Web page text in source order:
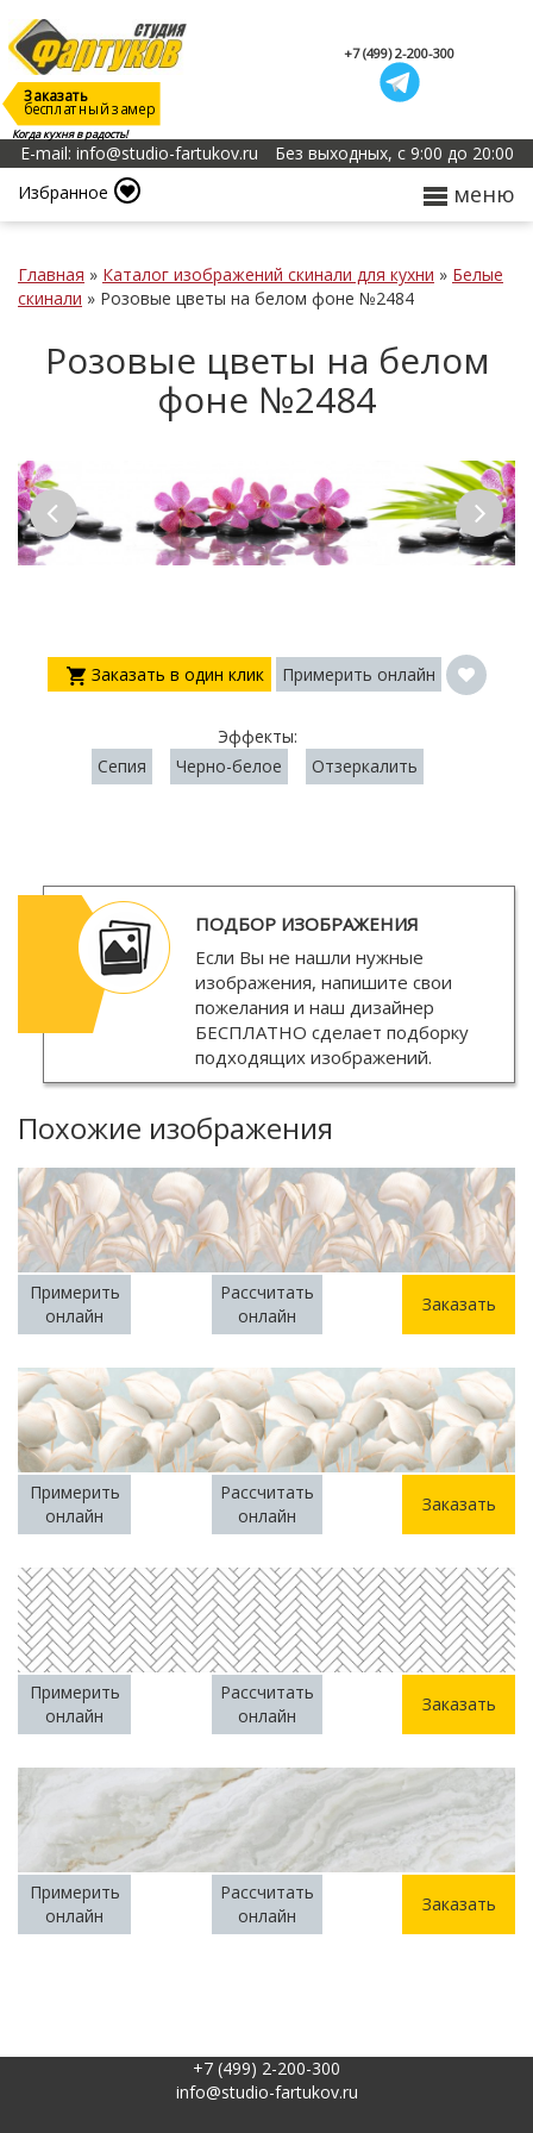
Когда кухня в радость!
Заказать
бесплатный замер
+7 (499) 2-200-300
E-mail: info@studio-fartukov.ru
Без выходных, с 9:00 до 20:00
Избранное
меню
Главная » Каталог изображений скинали для кухни » Белые
скинали » Розовые цветы на белом фоне №2484
Розовые цветы на белом
фоне №2484
Заказать в один клик Примерить онлайн
Эффекты:
Сепия
Черно-белое Отзеркалить
ПОДБОР ИЗОБРАЖЕНИЯ
Если Вы не нашли нужные
изображения, напишите свои
пожелания и наш дизайнер
БЕСПЛАТНО сделает подборку
подходящих изображений.
Похожие изображения
Примерить
онлайн
Рассчитать
онлайн
Заказать
Примерить
онлайн
Рассчитать
онлайн
Заказать
Примерить
онлайн
Рассчитать
онлайн
Заказать
Примерить
онлайн
Рассчитать
онлайн
Заказать
+7 (499) 2-200-300
info@studio-fartukov.ru